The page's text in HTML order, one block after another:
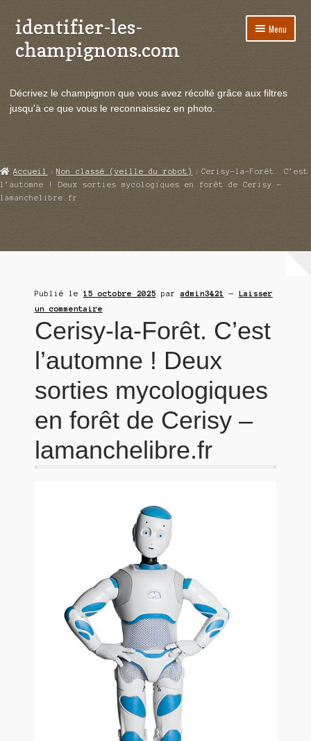
Aller
à
la
Aller
au
contenu
identifier-les-
champignons.com
Menu
le
Actualités
menu
enfant
Echanges et contacts
Ouvrir
le
Mycologie
Décrivez le champignon que vous avez récolté grâce aux filtres
jusqu'à ce que vous le reconnaissiez en photo.
Accueil Non classé (veille du robot)
Cerisy-la-Forêt. C’est
l’automne ! Deux sorties mycologiques en forêt de Cerisy –
lamanchelibre.fr
Publié le 15 octobre 2025 paradmin3421 — Laisser
un commentaire
Cerisy-la-Forêt. C’est
l’automne ! Deux
sorties mycologiques
en forêt de Cerisy –
lamanchelibre.fr